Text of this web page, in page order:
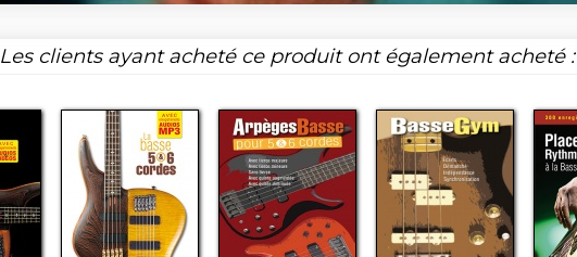
Les clients ayant acheté ce produit ont également acheté :